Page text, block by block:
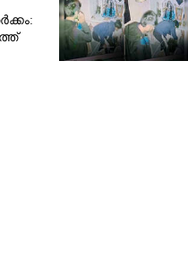
വസ്‌ത്രത്തിൽ
ദാരുണാന്ത്യം